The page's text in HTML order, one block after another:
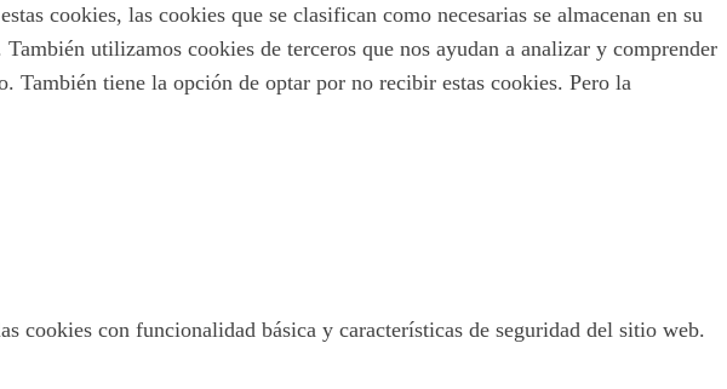
cookies, las cookies que se clasifican como necesarias se almacenan en su
utilizamos cookies de terceros que nos ayudan a analizar y comprender
También tiene la opción de optar por no recibir estas cookies. Pero la
cookies con funcionalidad básica y características de seguridad del sitio web.